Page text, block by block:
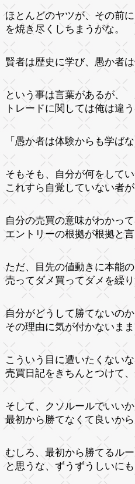
ほとんどのヤツが、その前
を焼き尽くしちまうがな。
賢者は歴史に学び、愚か者
という事は言葉があるが、
トレードに関しては俺は違
「愚か者は体験からも学ばな
そもそも、自分が何をして
これすら自覚していない者が
自分の売買の意味がわかっ
エントリーの根拠が根拠と言
ただ、目先の値動きに本能
売ってダメ買ってダメを繰
自分がどうして勝てないのか
その理由に気が付かないまま
こういう目に遭いたくない
売買日記をきちんとつけて
そして、クソルールでいいか
最初から勝てなくて良いか
むしろ、最初から勝てるル
と思うな、ずうずうしいに